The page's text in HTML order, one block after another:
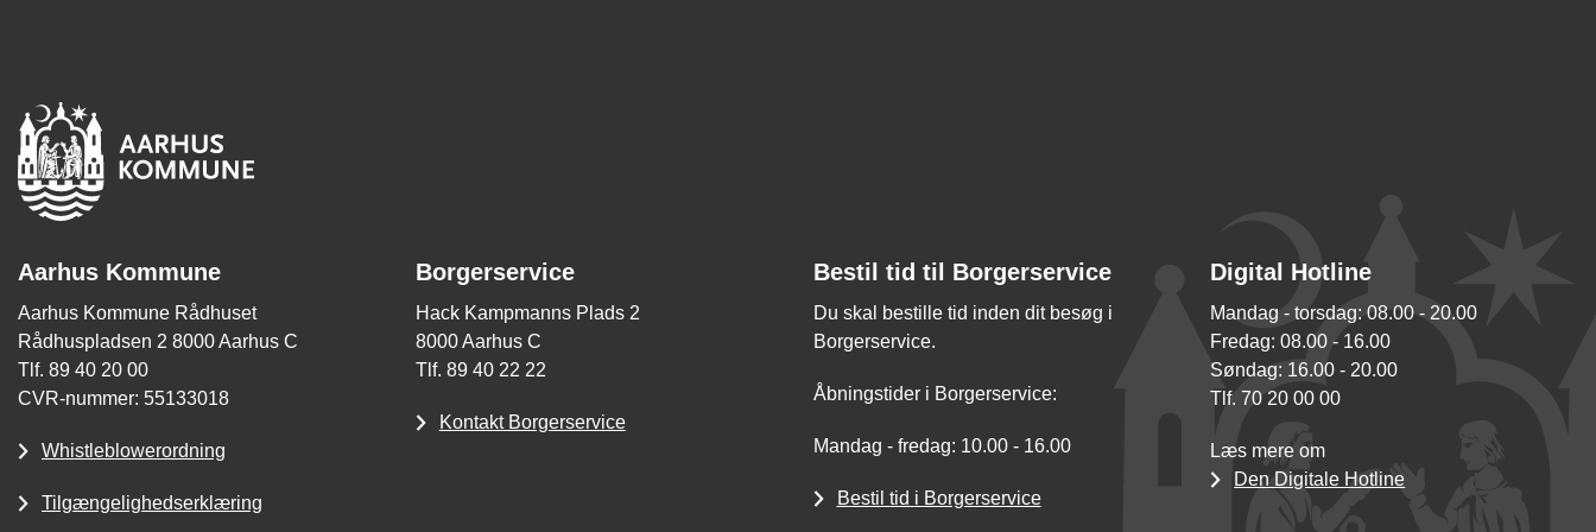
Aarhus Kommune
Aarhus Kommune Rådhuset
Rådhuspladsen 2 8000 Aarhus C
Tlf. 89 40 20 00
CVR-nummer: 55133018
Whistleblowerordning
Tilgængelighedserklæring
Borgerservice
Hack Kampmanns Plads 2
8000 Aarhus C
Tlf. 89 40 22 22
Kontakt Borgerservice
Bestil tid til Borgerservice
Du skal bestille tid inden dit besøg i
Borgerservice.
Åbningstider i Borgerservice:
Mandag - fredag: 10.00 - 16.00
Bestil tid i Borgerservice
Digital Hotline
Mandag - torsdag: 08.00 - 20.00
Fredag: 08.00 - 16.00
Søndag: 16.00 - 20.00
Tlf. 70 20 00 00
Læs mere om
Den Digitale Hotline